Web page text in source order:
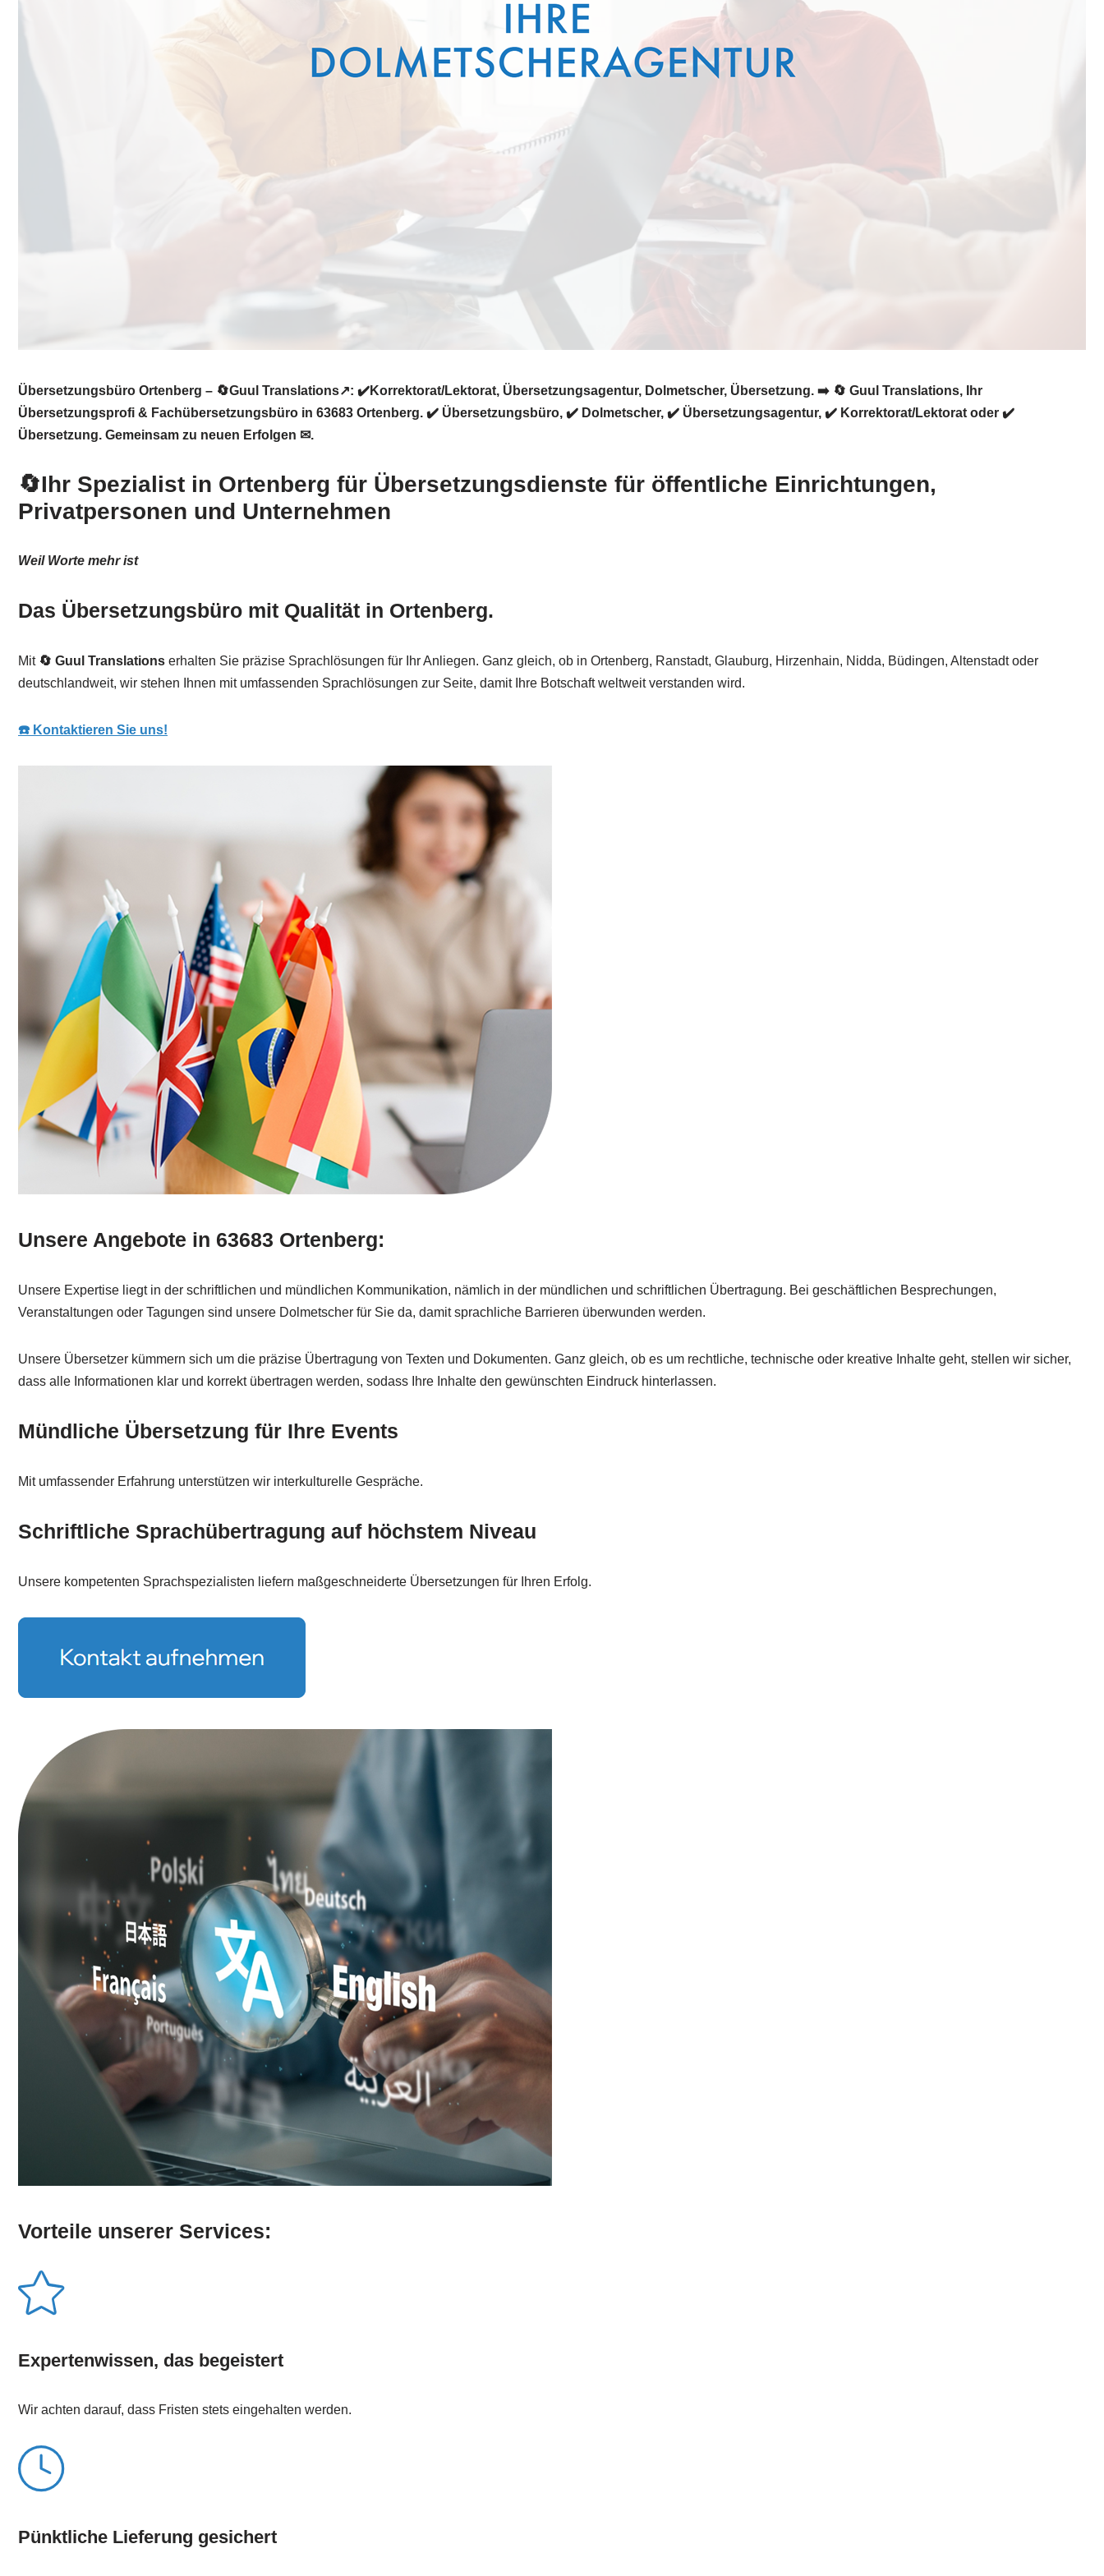
Übersetzungsbüro Ortenberg – 🔄Guul Translations↗️: ✔️Korrektorat/Lektorat, Übersetzungsagentur, Dolmetscher, Übersetzung. ➡️ 🔄 Guul Translations, Ihr
Übersetzungsprofi & Fachübersetzungsbüro in 63683 Ortenberg. ✔️ Übersetzungsbüro, ✔️ Dolmetscher, ✔️ Übersetzungsagentur, ✔️ Korrektorat/Lektorat oder ✔️
Übersetzung. Gemeinsam zu neuen Erfolgen ✉.
🔄Ihr Spezialist in Ortenberg für Übersetzungsdienste für öffentliche Einrichtungen,
Privatpersonen und Unternehmen
Weil Worte mehr ist
Das Übersetzungsbüro mit Qualität in Ortenberg.
Mit 🔄 Guul Translations erhalten Sie präzise Sprachlösungen für Ihr Anliegen. Ganz gleich, ob in Ortenberg, Ranstadt, Glauburg, Hirzenhain, Nidda, Büdingen, Altenstadt oder
deutschlandweit, wir stehen Ihnen mit umfassenden Sprachlösungen zur Seite, damit Ihre Botschaft weltweit verstanden wird.
☎️ Kontaktieren Sie uns!
Unsere Angebote in 63683 Ortenberg:
Unsere Expertise liegt in der schriftlichen und mündlichen Kommunikation, nämlich in der mündlichen und schriftlichen Übertragung. Bei geschäftlichen Besprechungen,
Veranstaltungen oder Tagungen sind unsere Dolmetscher für Sie da, damit sprachliche Barrieren überwunden werden.
Unsere Übersetzer kümmern sich um die präzise Übertragung von Texten und Dokumenten. Ganz gleich, ob es um rechtliche, technische oder kreative Inhalte geht, stellen wir sicher,
dass alle Informationen klar und korrekt übertragen werden, sodass Ihre Inhalte den gewünschten Eindruck hinterlassen.
Mündliche Übersetzung für Ihre Events
Mit umfassender Erfahrung unterstützen wir interkulturelle Gespräche.
Schriftliche Sprachübertragung auf höchstem Niveau
Unsere kompetenten Sprachspezialisten liefern maßgeschneiderte Übersetzungen für Ihren Erfolg.
Vorteile unserer Services:
Expertenwissen, das begeistert
Wir achten darauf, dass Fristen stets eingehalten werden.
Pünktliche Lieferung gesichert